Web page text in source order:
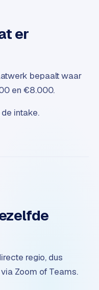
er
bepaalt waar
en €8.000.
intake.
regio, dus
Zoom of Teams.